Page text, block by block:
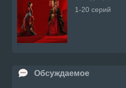
1-20 серий
Обсуждаемое